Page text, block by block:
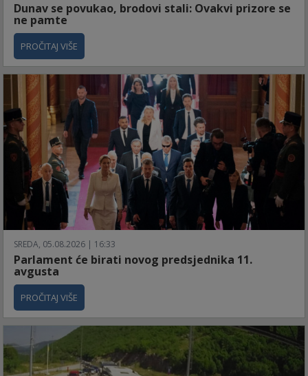
Dunav se povukao, brodovi stali: Ovakvi prizore se
ne pamte
PROČITAJ VIŠE
SREDA, 05.08.2026 | 16:33
Parlament će birati novog predsjednika 11.
avgusta
PROČITAJ VIŠE